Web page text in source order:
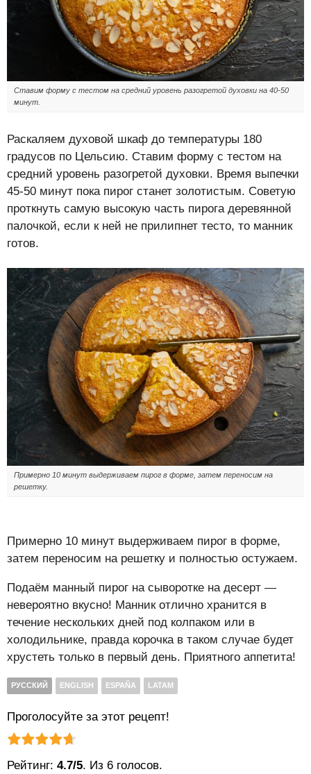
Ставим форму с тестом на средний уровень разогретой духовки на 40-50
минут.
Раскаляем духовой шкаф до температуры 180
градусов по Цельсию. Ставим форму с тестом на
средний уровень разогретой духовки. Время выпечки
45-50 минут пока пирог станет золотистым. Советую
проткнуть самую высокую часть пирога деревянной
палочкой, если к ней не прилипнет тесто, то манник
готов.
Примерно 10 минут выдерживаем пирог в форме, затем переносим на
решетку.
Примерно 10 минут выдерживаем пирог в форме,
затем переносим на решетку и полностью остужаем.
Подаём манный пирог на сыворотке на десерт —
невероятно вкусно! Манник отлично хранится в
течение нескольких дней под колпаком или в
холодильнике, правда корочка в таком случае будет
хрустеть только в первый день. Приятного аппетита!
РУССКИЙ ENGLISH ESPAÑA LATAM
Проголосуйте за этот рецепт!
Рейтинг статьи:
Рейтинг: 4.7/5. Из 6 голосов.